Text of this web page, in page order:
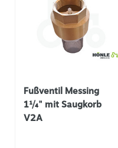
Fußventil Messing
1¼" mit Saugkorb
V2A